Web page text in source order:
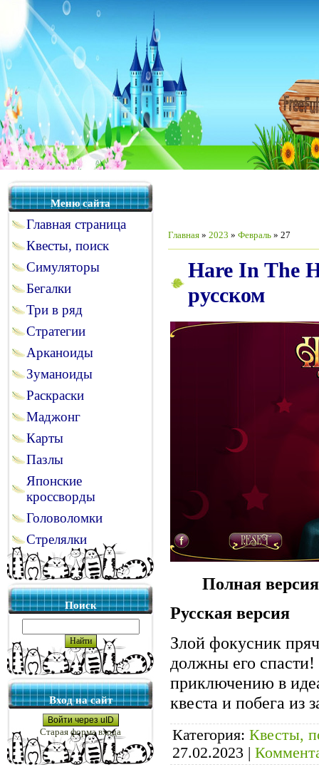
Меню сайта
Главная страница
Квесты, поиск
Симуляторы
Бегалки
Три в ряд
Стратегии
Арканоиды
Зуманоиды
Раскраски
Маджонг
Карты
Пазлы
Японские
кроссворды
Головоломки
Стрелялки
Поиск
Вход на сайт
Войти через uID
Старая форма входа
Главная » 2023 » Февраль » 27
Hare In The
русском
Полная
Русская версия
Злой фокусник
должны его
приключению в
квеста и побега из
Категория: Квесты,
27.02.2023 |